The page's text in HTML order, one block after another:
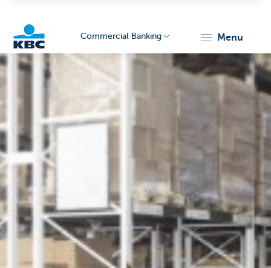
KBC
Commercial Banking menu